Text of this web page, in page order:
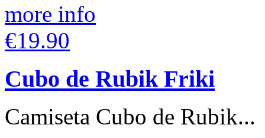
more info
€19.90
Cubo de Rubik Friki
Camiseta Cubo de Rubik...